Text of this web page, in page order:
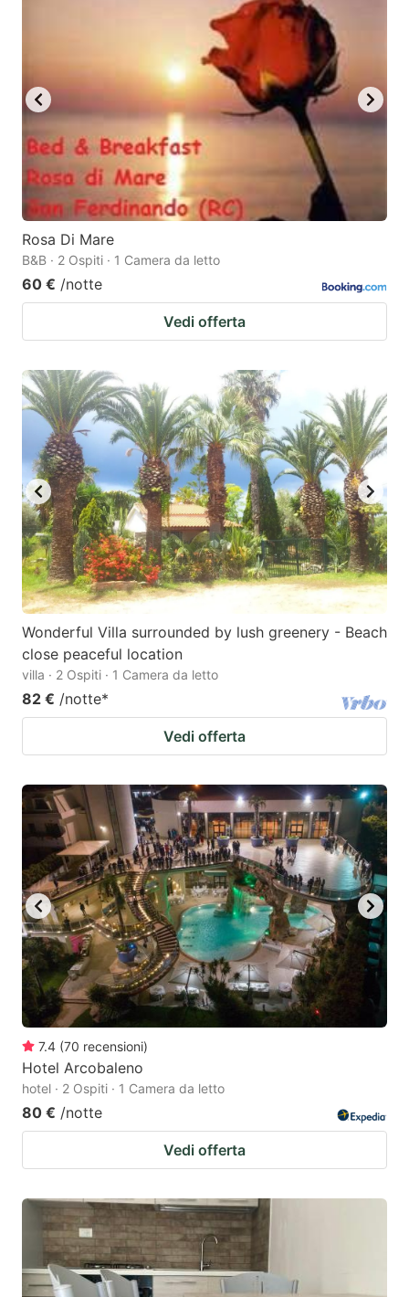
Rosa Di Mare
B&B · 2 Ospiti · 1 Camera da letto
60 € /notte
Vedi offerta
Wonderful Villa surrounded by lush greenery - Beach
close peaceful location
villa · 2 Ospiti · 1 Camera da letto
82 € /notte*
Vedi offerta
7.4 (70 recensioni)
Hotel Arcobaleno
hotel · 2 Ospiti · 1 Camera da letto
80 € /notte
Vedi offerta